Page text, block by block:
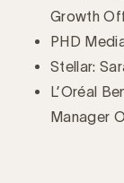
Growth
PHD
Stellar:
L’Oréal
Manager